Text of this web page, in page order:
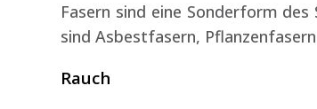
Fasern sind eine Sonderform
sind Asbestfasern,
Rauch